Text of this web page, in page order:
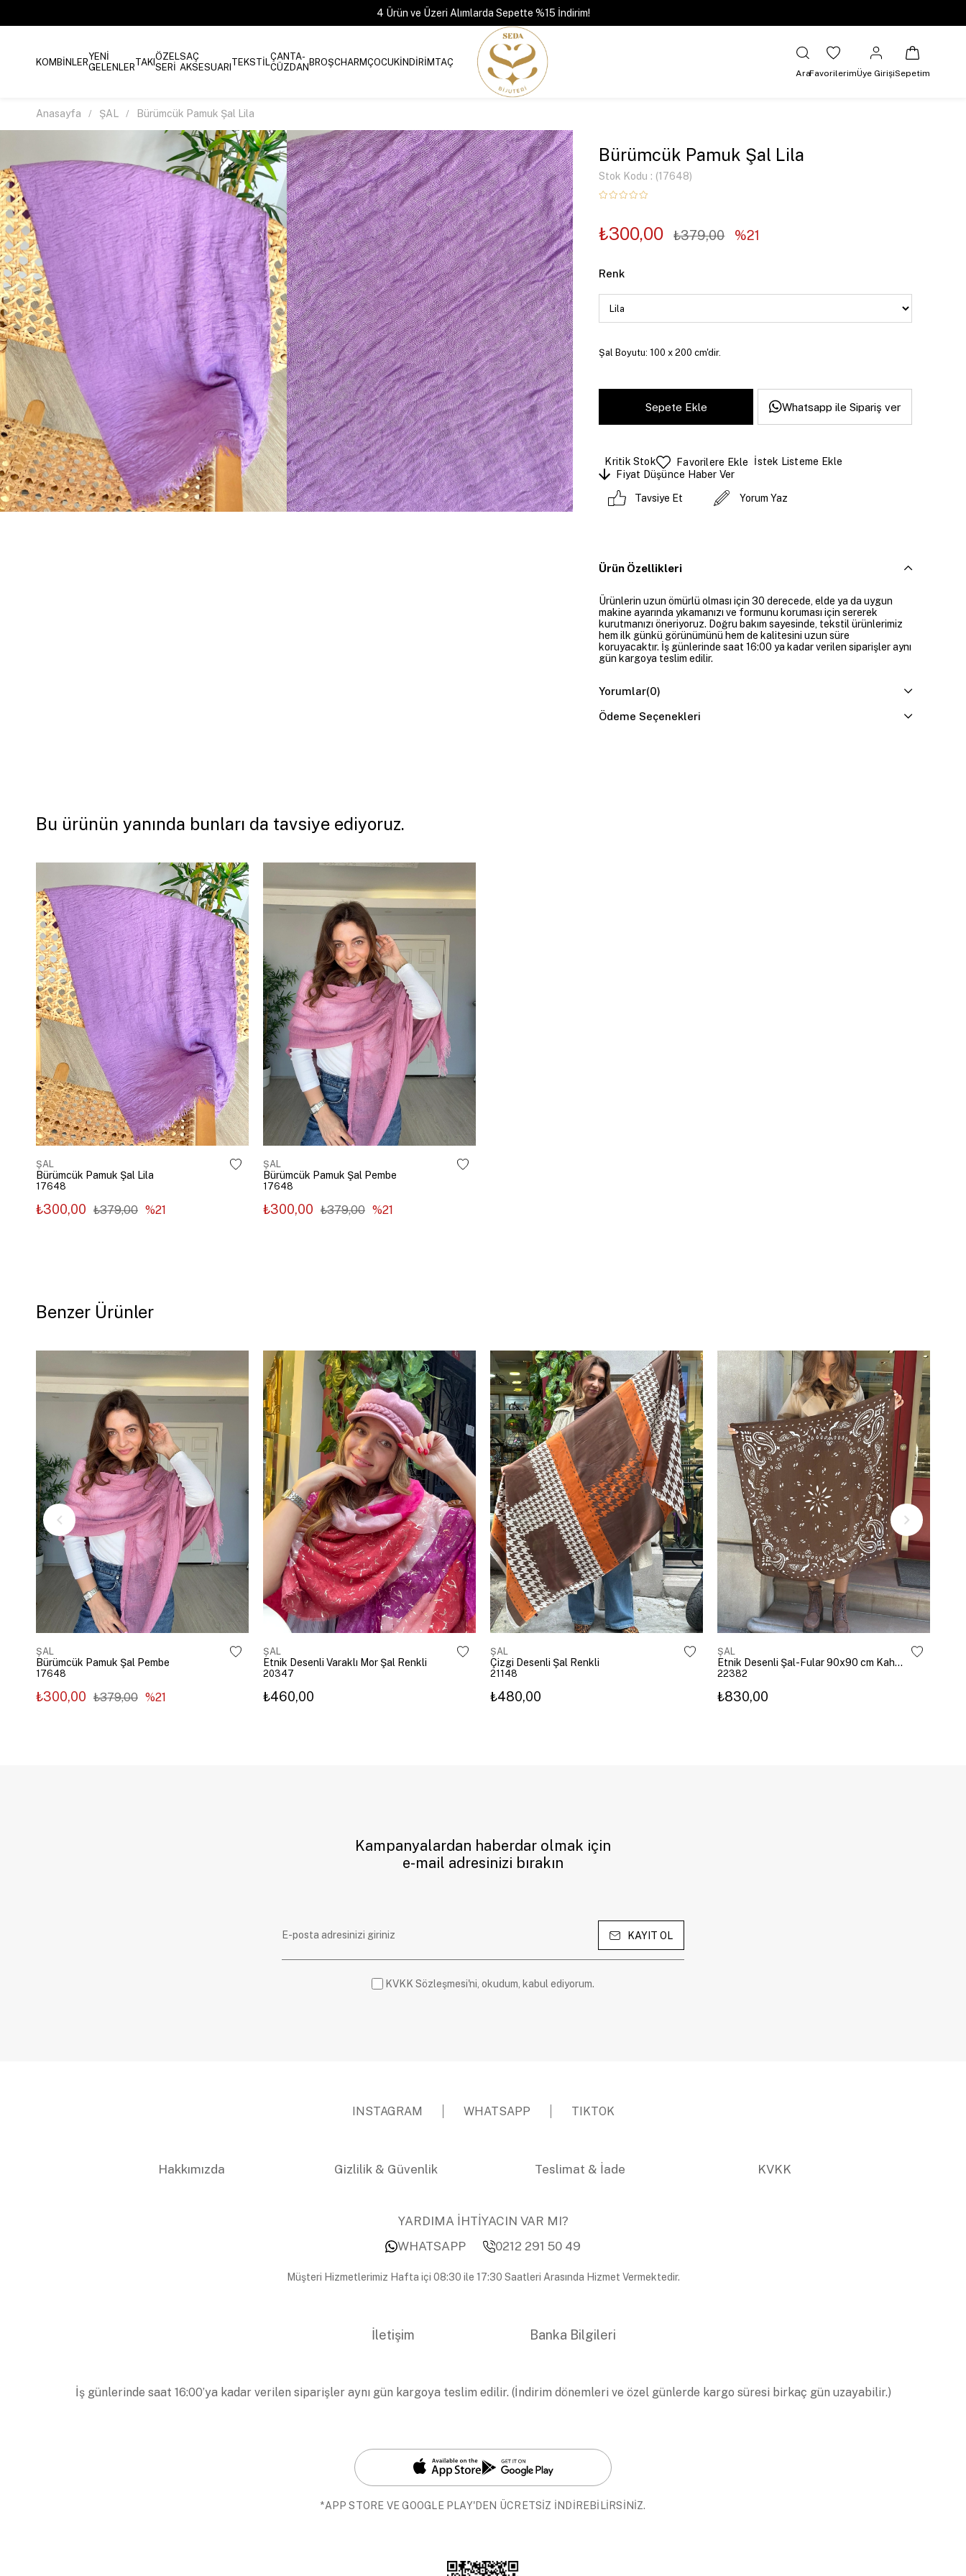
4 Ürün ve Üzeri Alımlarda Sepette %15 İndirim!
KOMBİNLERYENİ
GELENLERTAKIÖZEL
SERİ
SAÇ
AKSESUARI TEKSTİLÇANTA-
CÜZDANBROŞCHARMÇOCUKİNDİRİMTAÇ
AraFavorilerimÜye GirişiSepetim
Anasayfa ŞAL Bürümcük Pamuk Şal Lila
Bürümcük Pamuk Şal Lila
Stok Kodu (17648)
₺379,00
₺300,00 21
Renk
Şal Boyutu: 100 x 200 cm'dir.
Whatsapp ile Sipariş ver
Kritik Stok Favorilere Ekle
İstek Listeme Ekle
Fiyat Düşünce Haber Ver
Tavsiye Et Yorum Yaz
Ürün Özellikleri
Ürünlerin uzun ömürlü olması için 30 derecede, elde ya da uygun
makine ayarında yıkamanızı ve formunu koruması için sererek
kurutmanızı öneriyoruz. Doğru bakım sayesinde, tekstil ürünlerimiz
hem ilk günkü görünümünü hem de kalitesini uzun süre
koruyacaktır. İş günlerinde saat 16:00 ya kadar verilen siparişler aynı
gün kargoya teslim edilir.
Yorumlar(0)
Ödeme Seçenekleri
Bu ürünün yanında bunları da tavsiye ediyoruz.
ŞAL
Bürümcük Pamuk Şal Lila
17648
₺300,00 ₺379,00 %21
ŞAL
Bürümcük Pamuk Şal Pembe
17648
₺300,00 ₺379,00 %21
Benzer Ürünler
ŞAL
Bürümcük Pamuk Şal Pembe
17648
₺300,00 ₺379,00 %21
ŞAL
Etnik Desenli Varaklı Mor Şal Renkli
20347
₺460,00
ŞAL
Çizgi Desenli Şal Renkli
21148
₺480,00
ŞAL
Etnik Desenli Şal-Fular 90x90 cm Kahverengi
22382
₺830,00
Kampanyalardan haberdar olmak için
e-mail adresinizi bırakın
KAYIT OL
KVKK Sözleşmesi'ni, okudum, kabul ediyorum.
INSTAGRAM WHATSAPP TIKTOK
Hakkımızda Gizlilik & Güvenlik Teslimat & İade KVKK
YARDIMA İHTİYACIN VAR MI?
WHATSAPP
0212 291 50 49
Müşteri Hizmetlerimiz Hafta içi 08:30 ile 17:30 Saatleri Arasında Hizmet Vermektedir.
İletişim Banka Bilgileri
İş günlerinde saat 16:00’ya kadar verilen siparişler aynı gün kargoya teslim edilir. (İndirim dönemleri ve özel günlerde kargo süresi birkaç gün uzayabilir.)
*APP STORE VE GOOGLE PLAY'DEN ÜCRETSİZ İNDİREBİLİRSİNİZ.